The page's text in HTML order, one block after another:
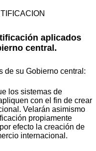
aplicados
central.
de su Gobierno central:
los sistemas de
con el fin de crear
Velarán asimismo
propiamente
efecto la creación de
internacional.